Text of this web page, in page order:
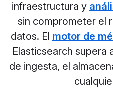
infraestructura y
sin comprometer el
datos. El motor de
Elasticsearch supera
de ingesta, el